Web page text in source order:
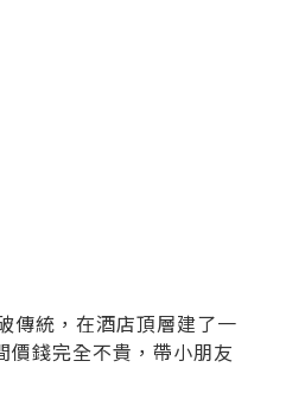
統，在酒店頂層建了一
錢完全不貴，帶小朋友